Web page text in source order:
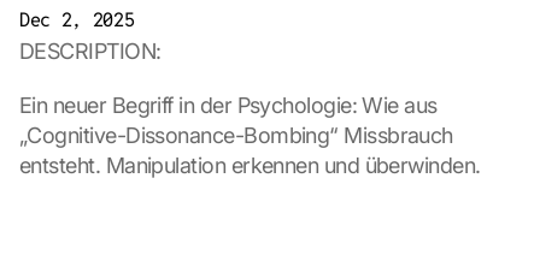
Dec 2, 2025
DESCRIPTION:
Ein neuer Begriff in der Psychologie: Wie aus
„Cognitive-Dissonance-Bombing“ Missbrauch
entsteht. Manipulation erkennen und überwinden.